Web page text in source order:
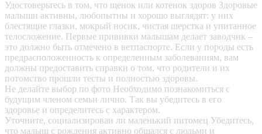
Удостоверьтесь в том, что щенок или котенок здоров Здоровые
малыши активны, любопытны и хорошо выглядят: у них
блестящие глазки, мокрый носик, чистая шерстка и упитанное
телосложение. Первые прививки малышам делает заводчик –
это должно быть отмечено в ветпаспорте. Если у породы есть
предрасположенность к определенным заболеваниям, вам
должны предоставить справки о том, что родители и их
потомство прошли тесты и полностью здоровы.
Не делайте выбор по фото Необходимо познакомиться с
будущим членом семьи лично. Так вы убедитесь в его
здоровье и определитесь с характером.
Уточните, социализирован ли маленький питомец Убедитесь,
что малыш с рождения активно общался с людьми и